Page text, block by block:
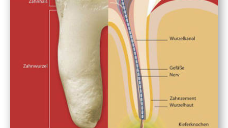
Erfahren Sie mehr »